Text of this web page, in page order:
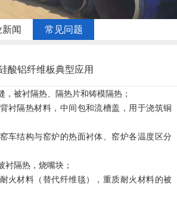
闻 常见问题
酸铝纤维板典型应用
被衬隔热、隔热片和铸模隔热；
隔热材料，中间包和流槽盖，用于浇筑铜
结构与窑炉的热面衬体、窑炉各温度区分
隔热，烧嘴块；
材料（替代纤维毯），重质耐火材料的被